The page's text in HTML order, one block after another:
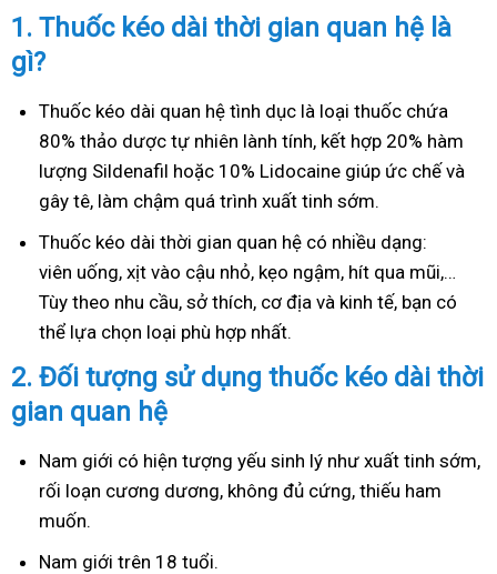
1. Thuốc kéo dài thời gian quan hệ là
gì?
Thuốc kéo dài quan hệ tình dục là loại thuốc chứa
80% thảo dược tự nhiên lành tính, kết hợp 20% hàm
lượng Sildenafil hoặc 10% Lidocaine giúp ức chế và
gây tê, làm chậm quá trình xuất tinh sớm.
Thuốc kéo dài thời gian quan hệ có nhiều dạng:
viên uống, xịt vào cậu nhỏ, kẹo ngậm, hít qua mũi,…
Tùy theo nhu cầu, sở thích, cơ địa và kinh tế, bạn có
thể lựa chọn loại phù hợp nhất.
2. Đối tượng sử dụng thuốc kéo dài thời
gian quan hệ
Nam giới có hiện tượng yếu sinh lý như xuất tinh sớm,
rối loạn cương dương, không đủ cứng, thiếu ham
muốn.
Nam giới trên 18 tuổi.